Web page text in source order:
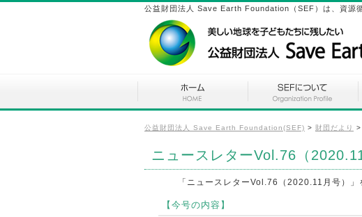
公益財団法人 Save Earth Foundation（SEF）は、資源
公益財団法人 Save Earth Foundation(SEF) > 財団だより >
ニュースレターVol.76（
「ニュースレターVol.76（2020.11月号）」
【今号の内容】